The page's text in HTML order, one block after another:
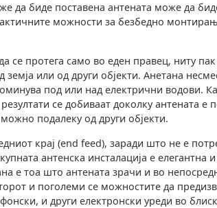
да биде поставена антената може да
можности за безбедно
се протега само во еден правец, ниту
земја или од други објекти. Анетана
под или над електрични водови.
се добиваат доколку антената е
подалеку од други објекти.
крај (end feed), заради што не е
антенска инсталација е елегантна
е тоа што антената зрачи и во
и поголеми се можностите да
и други електронски уреди во